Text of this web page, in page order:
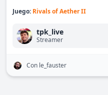
Juego: Rivals of Aether II
tpk_live
Streamer
Con le_fauster